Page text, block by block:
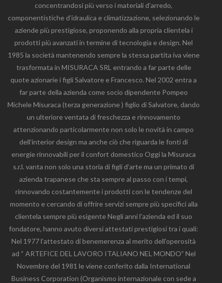
concentrandosi più verso i materiali d’arredo,
componentistiche d’idraulica e climatizzazione, selezionando le
aziende più prestigiose, proponendo alla propria clientela i
prodotti più avanzati in termine di tecnologia e design. Nel
1985 la società mantenendo sempre la stessa partita iva viene
trasformata in MISURACA SRL entrando a far parte delle
quote azionarie i figli Salvatore e Francesco. Nel 2002 entra a
far parte della azienda come socio dipendente Pompeo
Michele Misuraca (terza generazione ) figlio di Salvatore, dando
un ulteriore ventata di freschezza e rinnovamento
attenzionando particolarmente non solo le novità in campo
dell’interior design ma anche ciò che riguarda le fonti di
energie rinnovabili per il confort domestico Oggi la Misuraca
s.r.l. vanta non solo una storia di figli d’arte ma un primato di
azienda trapanese che sta sempre al passo con i tempi,
rinnovando costantemente i prodotti con le tendenze del
momento e cercando di offrire servizi sempre più specifici alla
clientela sempre più esigente Negli anni l’azienda ed il suo
fondatore, hanno avuto diversi attestati prestigiosi tra i quali:
Nel 1977 l’attestato di benemerenza al merito dell’operosità
ad “ ARTEFICE DEL LAVORO ITALIANO NEL MONDO” Nel
Novembre del 1981 le viene conferito dalla International
Business Corporation (Organismo internazionale con sede a